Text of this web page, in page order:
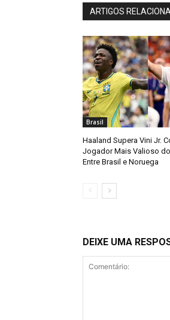
ARTIGOS
Brasil
Haaland Supera Vini Jr.
Jogador Mais Valioso
Entre Brasil e Noruega
DEIXE UMA